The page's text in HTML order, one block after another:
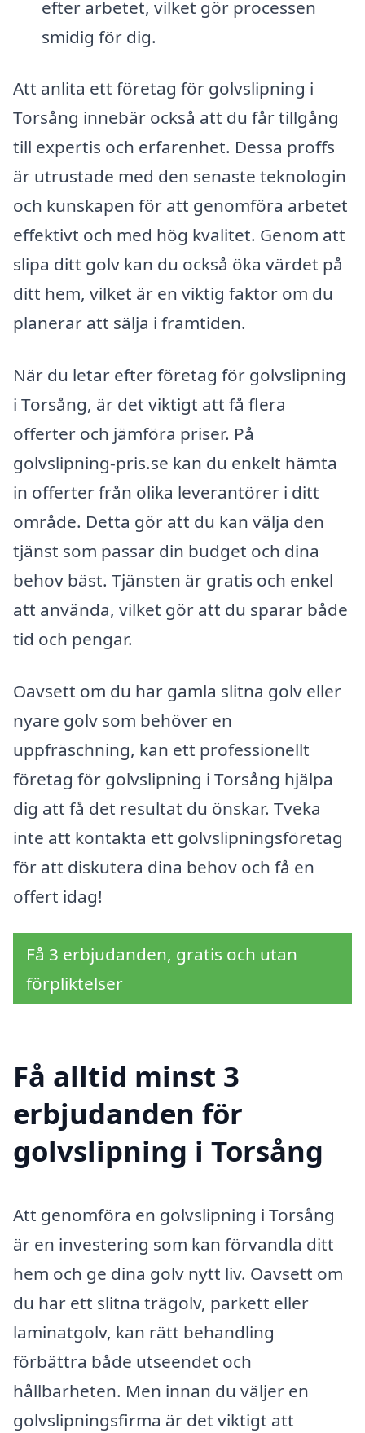
efter arbetet, vilket gör processen
smidig för dig.
Att anlita ett företag för golvslipning i
Torsång innebär också att du får tillgång
till expertis och erfarenhet. Dessa proffs
är utrustade med den senaste teknologin
och kunskapen för att genomföra arbetet
effektivt och med hög kvalitet. Genom att
slipa ditt golv kan du också öka värdet på
ditt hem, vilket är en viktig faktor om du
planerar att sälja i framtiden.
När du letar efter företag för golvslipning
i Torsång, är det viktigt att få flera
offerter och jämföra priser. På
golvslipning-pris.se kan du enkelt hämta
in offerter från olika leverantörer i ditt
område. Detta gör att du kan välja den
tjänst som passar din budget och dina
behov bäst. Tjänsten är gratis och enkel
att använda, vilket gör att du sparar både
tid och pengar.
Oavsett om du har gamla slitna golv eller
nyare golv som behöver en
uppfräschning, kan ett professionellt
företag för golvslipning i Torsång hjälpa
dig att få det resultat du önskar. Tveka
inte att kontakta ett golvslipningsföretag
för att diskutera dina behov och få en
offert idag!
Få 3 erbjudanden, gratis och utan
förpliktelser
Få alltid minst 3
erbjudanden för
golvslipning i Torsång
Att genomföra en golvslipning i Torsång
är en investering som kan förvandla ditt
hem och ge dina golv nytt liv. Oavsett om
du har ett slitna trägolv, parkett eller
laminatgolv, kan rätt behandling
förbättra både utseendet och
hållbarheten. Men innan du väljer en
golvslipningsfirma är det viktigt att